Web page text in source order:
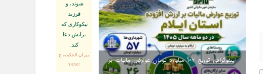
اینفوگرافی توزیع ۱۰۷ میلیارد تومان عوارض مالیات بر
شوند، و
فرزند
نيكوكارى كه
برايش دعا
كند.
ميزان الحكمه، ح
14287